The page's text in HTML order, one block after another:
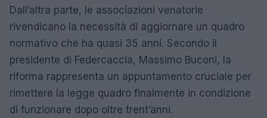
Dall’altra parte, le associazioni venatorie
rivendicano la necessità di aggiornare un quadro
normativo che ha quasi 35 anni. Secondo il
presidente di Federcaccia, Massimo Buconi, la
riforma rappresenta un appuntamento cruciale per
rimettere la legge quadro finalmente in condizione
di funzionare dopo oltre trent’anni.